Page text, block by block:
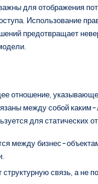
для отображения
Использование
предотвращает
отношение,
между собой каким-
для статических
между бизнес-
структурную связь, а не